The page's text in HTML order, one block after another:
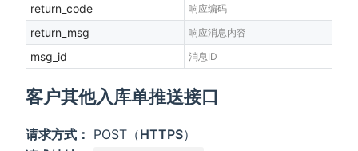
return_code 响应编码
return_msg 响应消息内容
msg_id 消息ID
客户其他入库单推送接口
请求方式： POST（HTTPS）